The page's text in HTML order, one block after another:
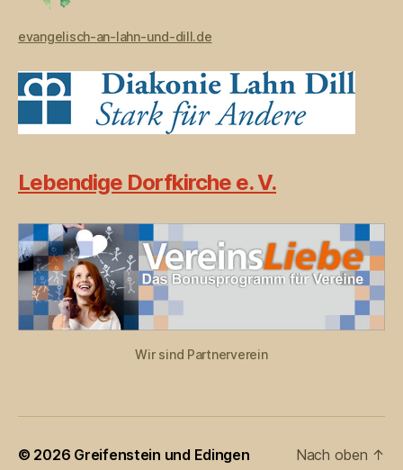
evangelisch-an-lahn-und-dill.de
Lebendige Dorfkirche e. V.
Wir sind Partnerverein
© 2026 Greifenstein und Edingen Nach oben ↑